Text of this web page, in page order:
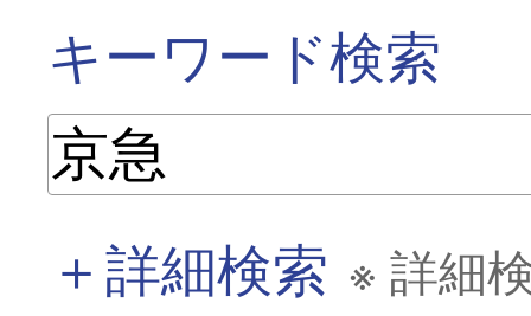
キーワード検索
＋詳細検索 ※ 詳細